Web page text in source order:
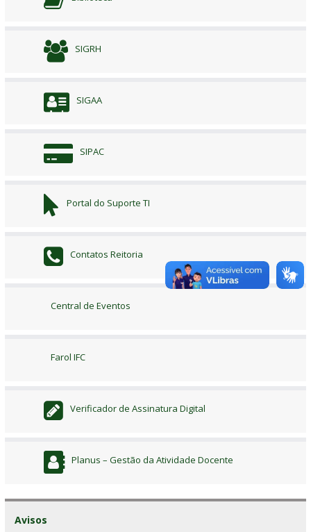
Avisos
SIGRH
SIGAA
SIPAC
Portal do Suporte TI
Contatos Reitoria
Central de Eventos
Farol IFC
Verificador de Assinatura Digital
Planus – Gestão da Atividade Docente